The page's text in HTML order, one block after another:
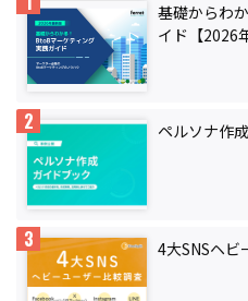
基礎からわ
イド【2026
ペルソナ作
4大SNSヘビ